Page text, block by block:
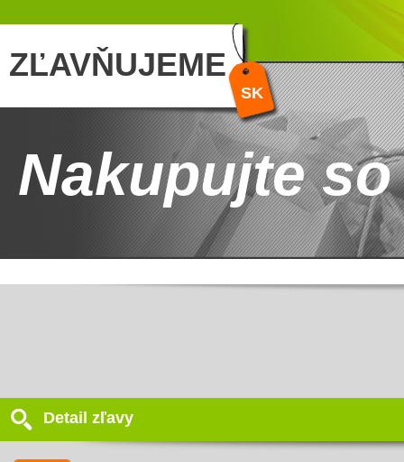
ZĽAVŇUJEME
SK
Nakupujte
Detail zľavy